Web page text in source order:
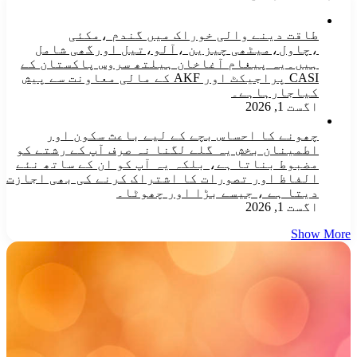
طاقت دینے والی خوراک میں گندم ،مکئی
،چاول،میٹھی چیزین ،آلو،تیل اورگھی شامل
ہیں۔یہ پیغام آغاخان ہیلتھ سروس پاکستان کے
CASI پراجیکٹ اور AKF کے مالی معاونت سے پیش
کیاجارہاہے۔
اگست 1, 2026
چھونے کا احساس بچے کے لیے باعث سکون اور
اطمینان بخش یہ گلے لگنا نہ صرف آپ کے رشتے کو
مضبوط بناتا ہے، بلکہ یہ آپ کو ان کے ساتھ نئے
الفاظ اور تصورات کا اشتراک کرنے کی بھی اجازت
دیتا ہے ، جیسے بڑا اور چھوٹا۔
اگست 1, 2026
Show More